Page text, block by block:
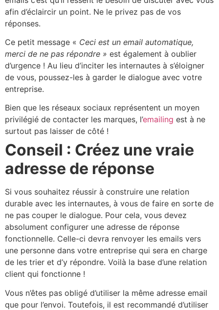
afin d’éclaircir un point. Ne le privez pas de vos
réponses.
Ce petit message « Ceci est un email automatique,
merci de ne pas répondre » est également à oublier
d’urgence ! Au lieu d’inciter les internautes à s’éloigner
de vous, poussez-les à garder le dialogue avec votre
entreprise.
Bien que les réseaux sociaux représentent un moyen
privilégié de contacter les marques, l’emailing est à ne
surtout pas laisser de côté !
Conseil : Créez une vraie
adresse de réponse
Si vous souhaitez réussir à construire une relation
durable avec les internautes, à vous de faire en sorte de
ne pas couper le dialogue. Pour cela, vous devez
absolument configurer une adresse de réponse
fonctionnelle. Celle-ci devra renvoyer les emails vers
une personne dans votre entreprise qui sera en charge
de les trier et d’y répondre. Voilà la base d’une relation
client qui fonctionne !
Vous n’êtes pas obligé d’utiliser la même adresse email
que pour l’envoi. Toutefois, il est recommandé d’utiliser